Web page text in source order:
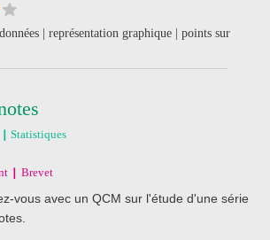
| représentation graphique | points sur
Statistiques
Brevet
vous avec un QCM sur l'étude d'une série